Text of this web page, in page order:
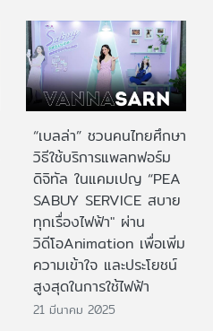
“เบลล่า” ชวนคนไทยศึกษา
วิธีใช้บริการแพลทฟอร์ม
ดิจิทัล ในแคมเปญ “PEA
SABUY SERVICE สบาย
ทุกเรื่องไฟฟ้า" ผ่าน
วิดีโอAnimation เพื่อเพิ่ม
ความเข้าใจ และประโยชน์
สูงสุดในการใช้ไฟฟ้า
21 มีนาคม 2025